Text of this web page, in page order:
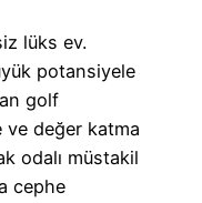
lüks ev.
potansiyele
golf
ve değer katma
odalı müstakil
cephe